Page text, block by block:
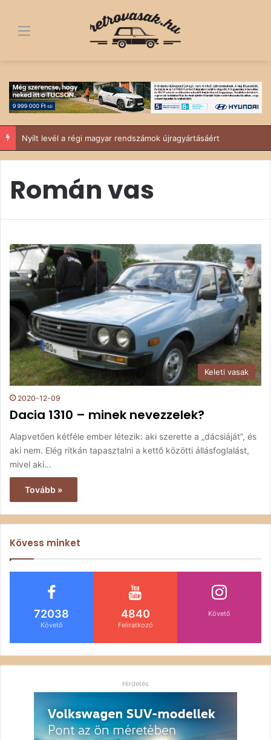
Menü
Nyílt levél a régi magyar rendszámok újragyártásáért
Román vas
Keleti vasak
2020-12-09
Dacia 1310 – minek nevezzelek?
Alapvetően kétféle ember létezik: aki szerette a „dácsiáját”, és
aki nem. Elég ritkán tapasztalni a kettő közötti állásfoglalást,
mivel aki…
Tovább »
Kövess minket
72038
Követő
4840
Feliratkozó
Követő
Hirdetés